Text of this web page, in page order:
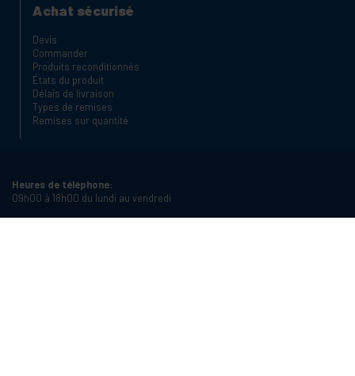
Achat sécurisé
Devis
Commander
Produits reconditionnés
États du produit
Délais de livraison
Types de remises
Remises sur quantité
Heures de téléphone:
09h00 à 18h00 du lundi au vendredi